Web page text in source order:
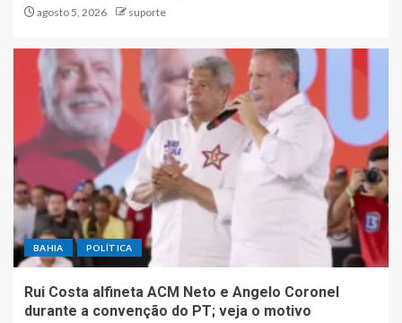
agosto 5, 2026 suporte
BAHIA POLÍTICA
Rui Costa alfineta ACM Neto e Angelo Coronel
durante a convenção do PT; veja o motivo